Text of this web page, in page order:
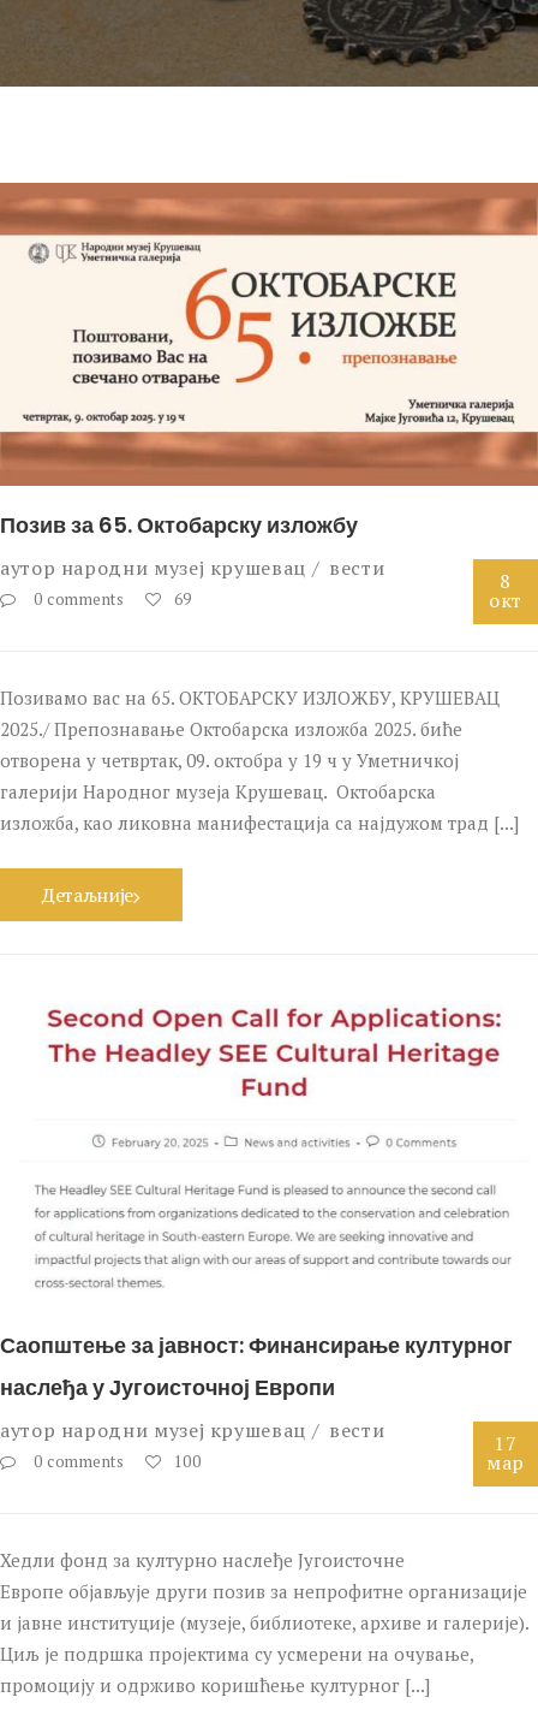
Позив за 65. Октобарску изложбу
аутор народни музеј крушевац вести
0 comments 69
8
окт
Позивамо вас на 65. ОКТОБАРСКУ ИЗЛОЖБУ, КРУШЕВАЦ
2025./ Препознавање Октобарска изложба 2025. биће
отворена у четвртак, 09. октобра у 19 ч у Уметничкој
галерији Народног музеја Крушевац. Октобарска
изложба, као ликовна манифестација са најдужом трад [...]
Детаљније
Саопштење за јавност: Финансирање културног
наслеђа у Југоисточној Европи
аутор народни музеј крушевац вести
0 comments 100
17
мар
Хедли фонд за културно наслеђе Југоисточне
Европе објављује други позив за непрофитне организације
и јавне институције (музеје, библиотеке, архиве и галерије).
Циљ је подршка пројектима су усмерени на очување,
промоцију и одрживо коришћење културног [...]